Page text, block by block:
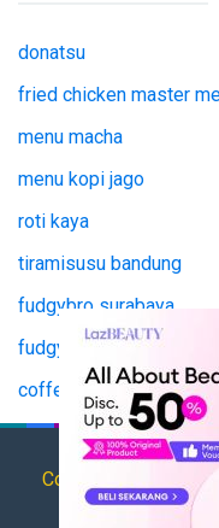
donatsu
fried chicken master
menu macha
menu kopi jago
roti kaya
tiramisusu bandung
fudgybro surabaya
fudgy bro surabaya
coffee jago
tianlala menu
Copyright © 2025